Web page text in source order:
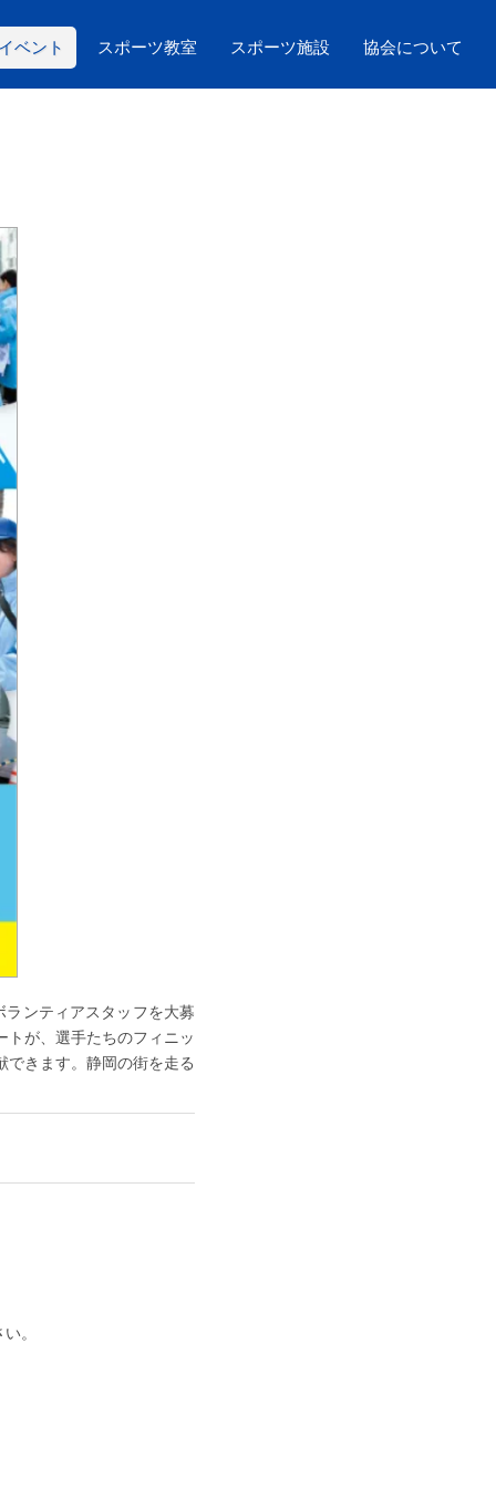
ベント スポーツ教室 スポーツ施設 協会について
ンティアスタッフを大募
が、選手たちのフィニッ
きます。静岡の街を走る
。